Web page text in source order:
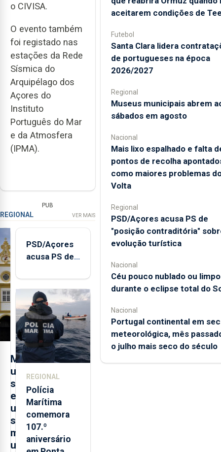
o CIVISA.
O evento também
foi registado nas
estações da Rede
Sísmica do
Arquipélago dos
Açores do
Instituto
Português do Mar
e da Atmosfera
(IPMA).
PUB
REGIONAL VER MAIS
M
u
s
e
u
s
m
u
PSD/Açores
acusa PS de
contraditória"
sobre
evolução
turística
REGIONAL
Polícia
Marítima
comemora
107.º
aniversário
aceitarem condições de
Futebol
Santa Clara lidera
de portugueses na época
2026/2027
Regional
Museus municipais abrem
sábados em agosto
Nacional
Mais lixo espalhado e falta
pontos de recolha
como maiores problemas
Volta
Regional
PSD/Açores acusa PS de
"posição contraditória"
evolução turística
Nacional
Céu pouco nublado ou limpo
durante o eclipse total do
Nacional
Portugal continental em
meteorológica, mês
o julho mais seco do século